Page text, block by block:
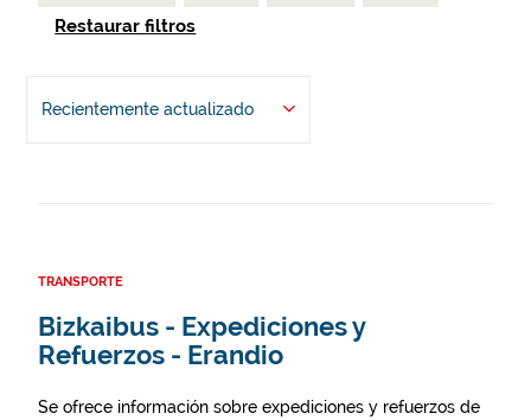
Restaurar filtros
Recientemente actualizado
TRANSPORTE
Bizkaibus - Expediciones y
Refuerzos - Erandio
Se ofrece información sobre expediciones y refuerzos de